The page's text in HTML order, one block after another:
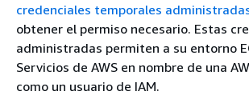
credenciales temporales
obtener el permiso necesario. Estas
administradas permiten a su entorno
Servicios de AWS en nombre de una
como un usuario de IAM.